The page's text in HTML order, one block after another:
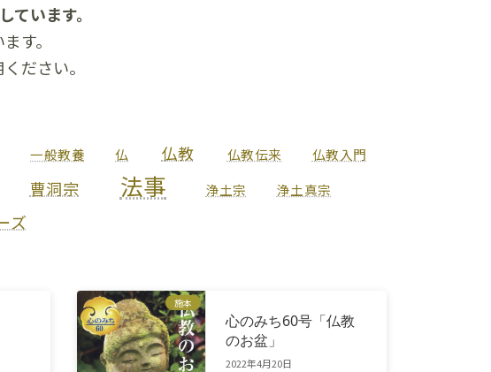
ています。
す。
ださい。
一般教養 仏 仏教 仏教伝来
仏教入門
曹洞宗 法事 浄土宗 浄土真宗
ズ
施本
心のみち60号「仏教
のお盆」
2022年4月20日